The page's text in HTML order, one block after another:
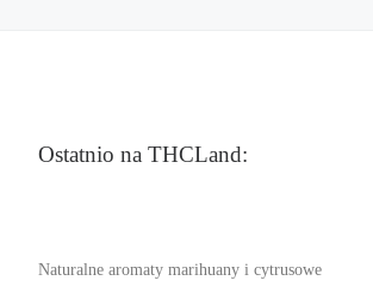
Ostatnio na THCLand:
Naturalne aromaty marihuany i cytrusowe